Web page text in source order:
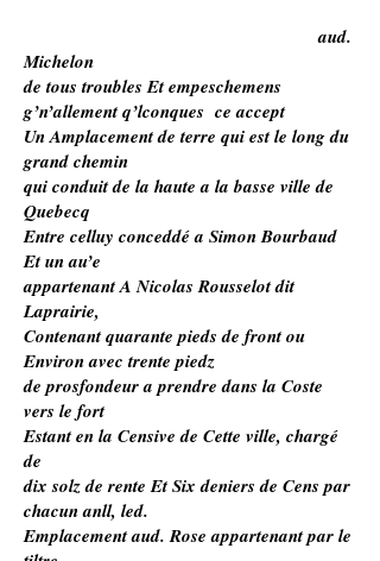
aud.
Michelon
de tous troubles Et empeschemens
g’n’allement q’lconques ce accept
Un Amplacement de terre qui est le long du
grand chemin
qui conduit de la haute a la basse ville de
Quebecq
Entre celluy conceddé a Simon Bourbaud
Et un au’e
appartenant A Nicolas Rousselot dit
Laprairie,
Contenant quarante pieds de front ou
Environ avec trente piedz
de prosfondeur a prendre dans la Coste
vers le fort
Estant en la Censive de Cette ville, chargé
de
dix solz de rente Et Six deniers de Cens par
chacun anll, led.
Emplacement aud. Rose appartenant par le